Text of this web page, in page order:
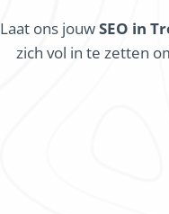
Laat ons jouwSEO in
zich vol in te zetten